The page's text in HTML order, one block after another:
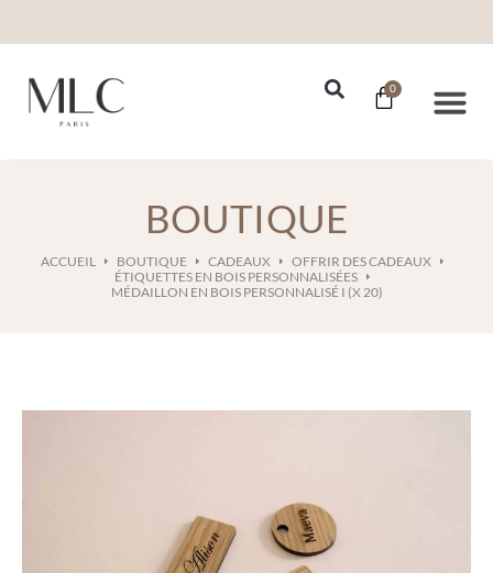
0
BOUTIQUE
ACCUEIL BOUTIQUE CADEAUX
OFFRIR DES CADEAUX
ÉTIQUETTES EN BOIS PERSONNALISÉES
MÉDAILLON EN BOIS PERSONNALISÉ I (X 20)